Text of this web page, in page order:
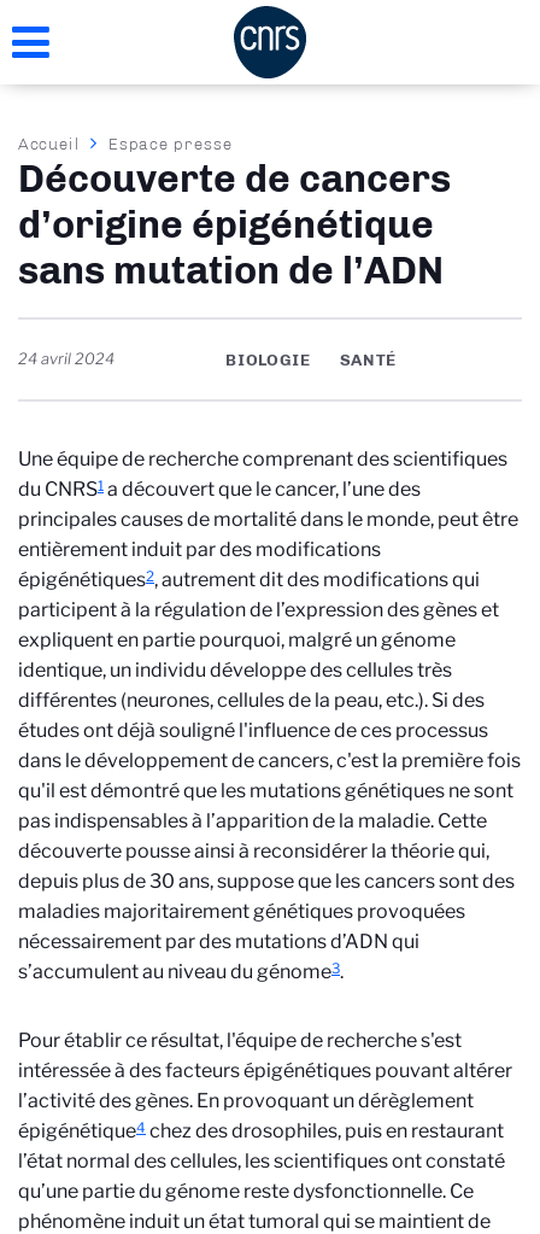
au
Fil
d'Ariane
Accueil Espace presse
Découverte de cancers
d’origine épigénétique
sans mutation de l’ADN
24 avril 2024 BIOLOGIE SANTÉ
Une équipe de recherche comprenant des scientifiques
du CNRS1 a découvert que le cancer, l’une des
principales causes de mortalité dans le monde, peut être
entièrement induit par des modifications
épigénétiques2, autrement dit des modifications qui
participent à la régulation de l’expression des gènes et
expliquent en partie pourquoi, malgré un génome
identique, un individu développe des cellules très
différentes (neurones, cellules de la peau, etc.). Si des
études ont déjà souligné l'influence de ces processus
dans le développement de cancers, c'est la première fois
qu'il est démontré que les mutations génétiques ne sont
pas indispensables à l’apparition de la maladie. Cette
découverte pousse ainsi à reconsidérer la théorie qui,
depuis plus de 30 ans, suppose que les cancers sont des
maladies majoritairement génétiques provoquées
nécessairement par des mutations d’ADN qui
s’accumulent au niveau du génome3.
Pour établir ce résultat, l'équipe de recherche s'est
intéressée à des facteurs épigénétiques pouvant altérer
l’activité des gènes. En provoquant un dérèglement
épigénétique4 chez des drosophiles, puis en restaurant
l’état normal des cellules, les scientifiques ont constaté
qu’une partie du génome reste dysfonctionnelle. Ce
phénomène induit un état tumoral qui se maintient de